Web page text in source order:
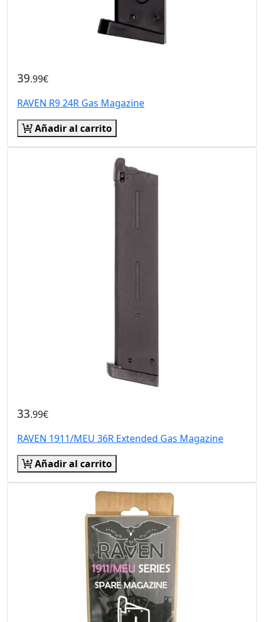
39.99€
RAVEN R9 24R Gas Magazine
Añadir al carrito
33.99€
RAVEN 1911/MEU 36R Extended Gas Magazine
Añadir al carrito